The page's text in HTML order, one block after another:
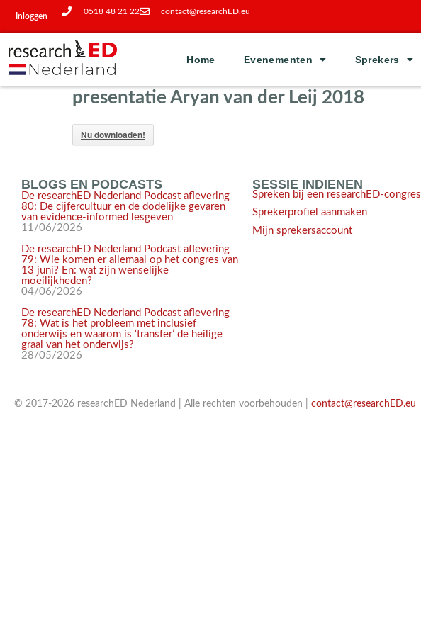
Inloggen
0518 48 21 22 contact@researchED.eu
Home Evenementen Sprekers
presentatie Aryan van der Leij 2018
Nu downloaden!
BLOGS EN PODCASTS
De researchED Nederland Podcast aflevering
80: De cijfercultuur en de dodelijke gevaren
van evidence-informed lesgeven
11/06/2026
De researchED Nederland Podcast aflevering
79: Wie komen er allemaal op het congres van
13 juni? En: wat zijn wenselijke
moeilijkheden?
04/06/2026
De researchED Nederland Podcast aflevering
78: Wat is het probleem met inclusief
onderwijs en waarom is ‘transfer’ de heilige
graal van het onderwijs?
28/05/2026
SESSIE INDIENEN
Spreken bij een researchED-congres
Sprekerprofiel aanmaken
Mijn sprekersaccount
© 2017-2026 researchED Nederland | Alle rechten voorbehouden | contact@researchED.eu